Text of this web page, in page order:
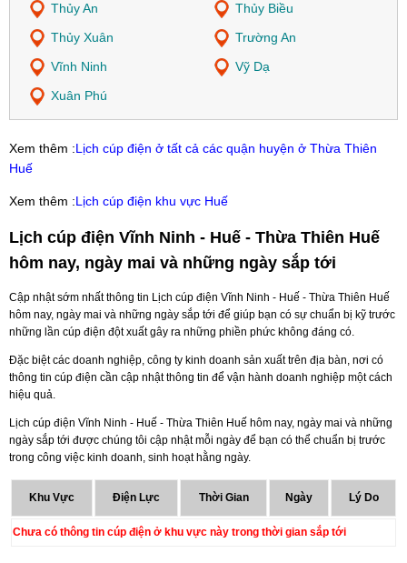
Thủy An
Thủy Biều
Thủy Xuân
Trường An
Vĩnh Ninh
Vỹ Dạ
Xuân Phú
Xem thêm :Lịch cúp điện ở tất cả các quận huyện ở Thừa Thiên
Huế
Xem thêm :Lịch cúp điện khu vực Huế
Lịch cúp điện Vĩnh Ninh - Huế - Thừa Thiên Huế
hôm nay, ngày mai và những ngày sắp tới
Cập nhật sớm nhất thông tin Lịch cúp điện Vĩnh Ninh - Huế - Thừa Thiên Huế
hôm nay, ngày mai và những ngày sắp tới để giúp bạn có sự chuẩn bị kỹ trước
những lần cúp điện đột xuất gây ra những phiền phức không đáng có.
Đặc biệt các doanh nghiệp, công ty kinh doanh sản xuất trên địa bàn, nơi có
thông tin cúp điện cần cập nhật thông tin để vận hành doanh nghiệp một cách
hiệu quả.
Lịch cúp điện Vĩnh Ninh - Huế - Thừa Thiên Huế hôm nay, ngày mai và những
ngày sắp tới được chúng tôi cập nhật mỗi ngày để bạn có thể chuẩn bị trước
trong công việc kinh doanh, sinh hoạt hằng ngày.
Khu Vực Điện Lực Thời Gian Ngày Lý Do
Chưa có thông tin cúp điện ở khu vực này trong thời gian sắp tới